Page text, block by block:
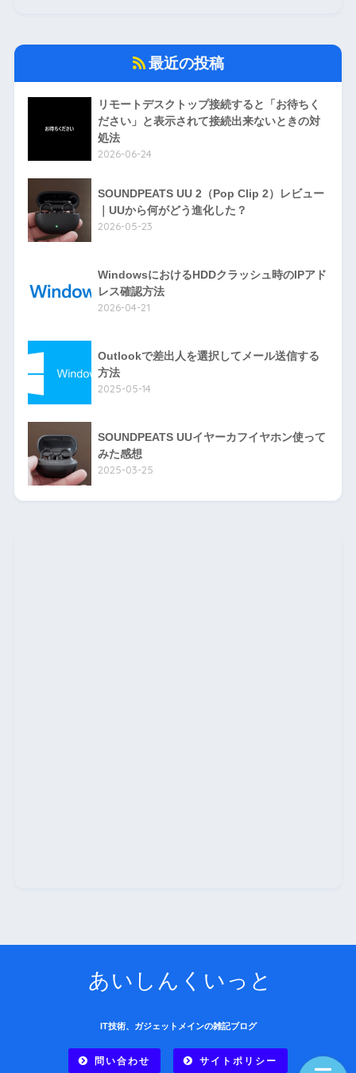
最近の投稿
リモートデスクトップ接続すると「お待ちく
ださい」と表示されて接続出来ないときの対
処法
2026-06-24
SOUNDPEATS UU 2（Pop Clip 2）レビュー
｜UUから何がどう進化した？
2026-05-23
WindowsにおけるHDDクラッシュ時のIPアド
レス確認方法
2026-04-21
Outlookで差出人を選択してメール送信する
方法
2025-05-14
SOUNDPEATS UUイヤーカフイヤホン使って
みた感想
2025-03-25
あいしんくいっと
IT技術、ガジェットメインの雑記ブログ
問い合わせ サイトポリシー